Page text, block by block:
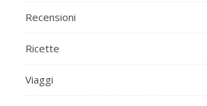
Recensioni
Ricette
Viaggi